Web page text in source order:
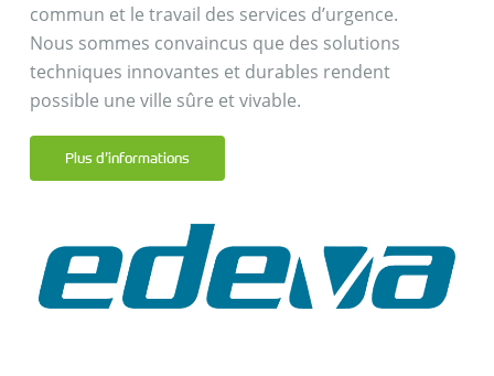
commun et le travail des services d’urgence.
Nous sommes convaincus que des solutions
techniques innovantes et durables rendent
possible une ville sûre et vivable.
Plus d’informations